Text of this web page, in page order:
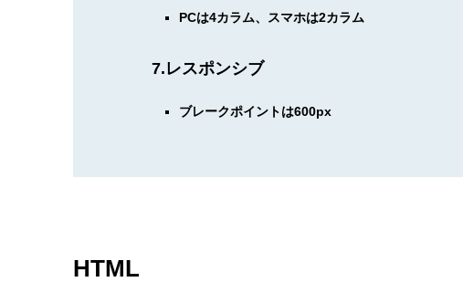
PCは4カラム、スマホは2カラム
7.レスポンシブ
ブレークポイントは600px
HTML